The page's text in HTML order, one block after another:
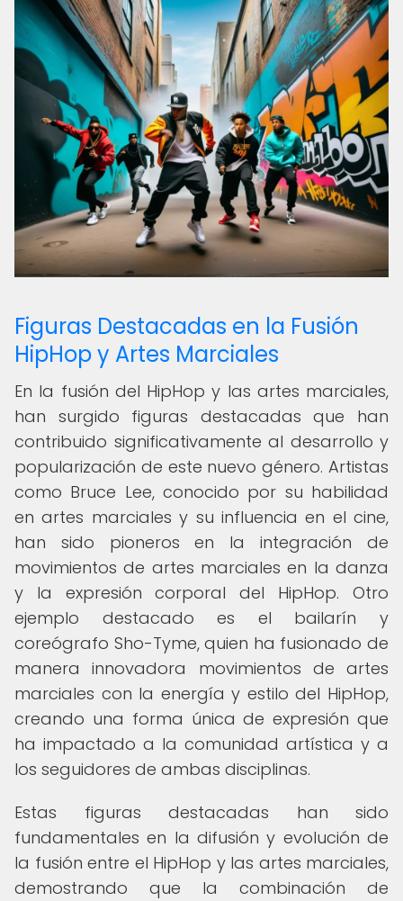
Figuras Destacadas en la Fusión
HipHop y Artes Marciales
En la fusión del HipHop y las artes marciales,
han surgido figuras destacadas que han
contribuido significativamente al desarrollo y
popularización de este nuevo género. Artistas
como Bruce Lee, conocido por su habilidad
en artes marciales y su influencia en el cine,
han sido pioneros en la integración de
movimientos de artes marciales en la danza
y la expresión corporal del HipHop. Otro
ejemplo destacado es el bailarín y
coreógrafo Sho-Tyme, quien ha fusionado de
manera innovadora movimientos de artes
marciales con la energía y estilo del HipHop,
creando una forma única de expresión que
ha impactado a la comunidad artística y a
los seguidores de ambas disciplinas.
Estas figuras destacadas han sido
fundamentales en la difusión y evolución de
la fusión entre el HipHop y las artes marciales,
demostrando que la combinación de